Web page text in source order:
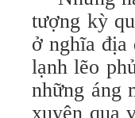
tượng kỳ
ở nghĩa địa
lạnh lẽo
những áng
xuyên qua